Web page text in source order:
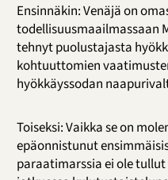
Ensinnäkin: Venäjä on
todellisuusmaailmassaan
tehnyt puolustajasta
kohtuuttomien
hyökkäyssodan
Toiseksi: Vaikka se on
epäonnistunut
paraatimarssia ei ole